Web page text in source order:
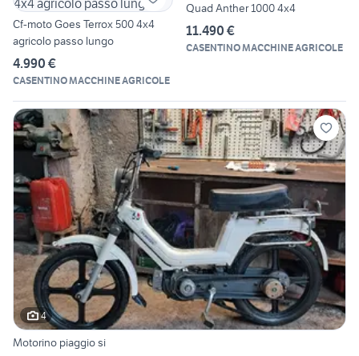
Cf-moto Goes Terrox 500 4x4
agricolo passo lungo
4.990 €
CASENTINO MACCHINE AGRICOLE
Quad Anther 1000 4x4
11.490 €
CASENTINO MACCHINE AGRICOLE
4
Motorino piaggio si